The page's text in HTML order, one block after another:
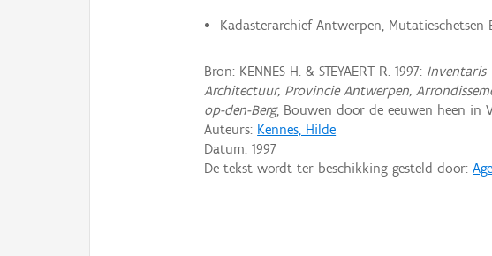
Kadasterarchief Antwerpen,
Bron: KENNES H. & STEYAERT R. 1997: Inventaris
Architectuur, Provincie Antwerpen,
op-den-Berg, Bouwen door de eeuwen heen in
Auteurs: Kennes, Hilde
Datum:1997
De tekst wordt ter beschikking gesteld door: